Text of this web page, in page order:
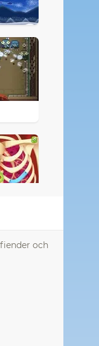
och